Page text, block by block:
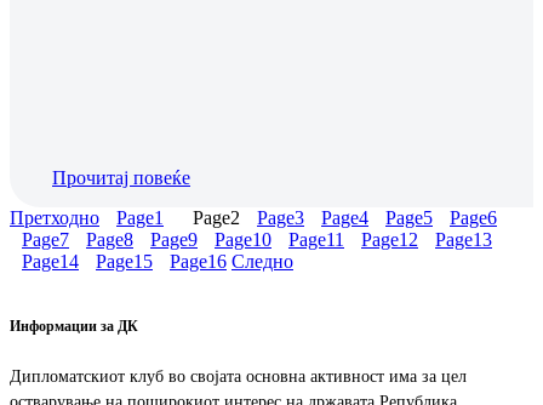
Прочитај повеќе
Претходно
Page1 Page2 Page3 Page4 Page5 Page6
Page7 Page8 Page9 Page10 Page11 Page12 Page13
Page14 Page15 Page16 Следно
Информации за ДК
Дипломатскиот клуб во својата основна активност има за цел